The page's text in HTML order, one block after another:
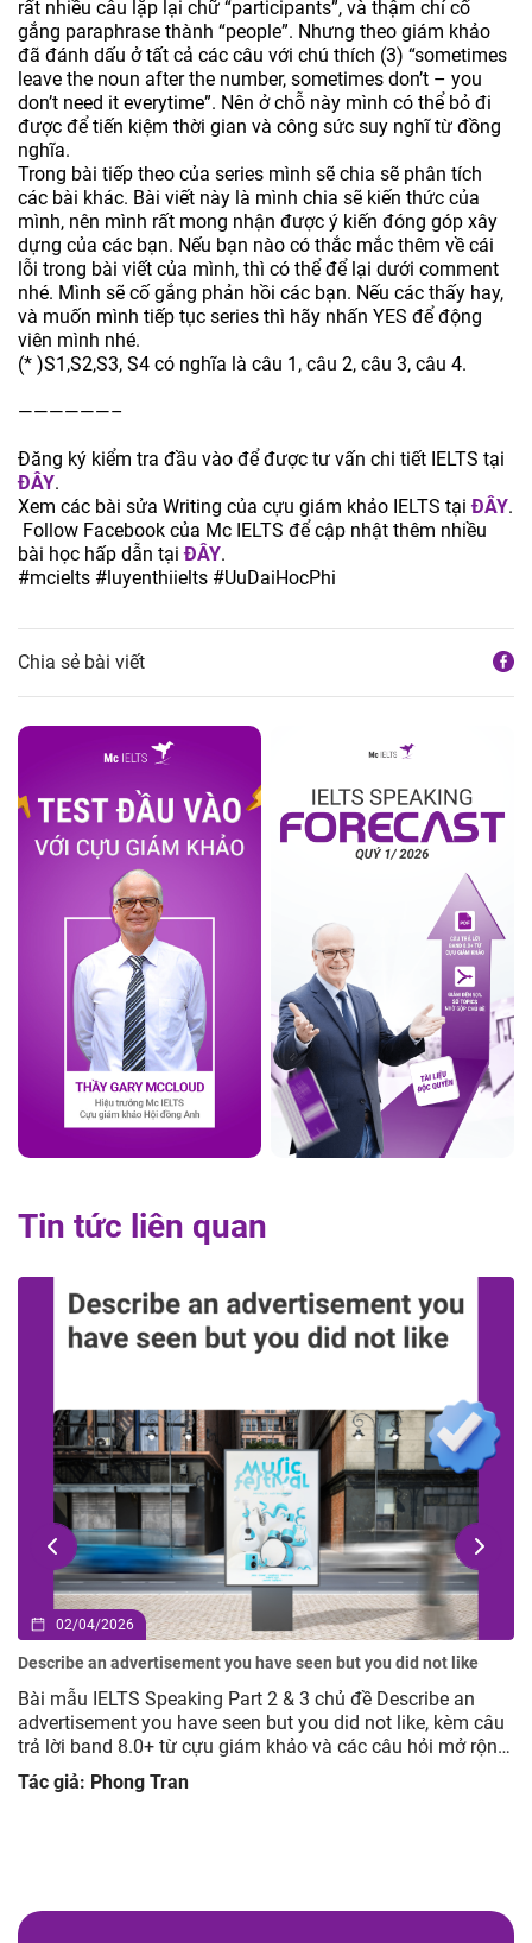
rất nhiều câu lặp lại chữ “participants”, và thậm chí cố
gắng paraphrase thành “people”. Nhưng theo giám khảo
đã đánh dấu ở tất cả các câu với chú thích (3) “sometimes
leave the noun after the number, sometimes don’t – you
don’t need it everytime”. Nên ở chỗ này mình có thể bỏ đi
được để tiến kiệm thời gian và công sức suy nghĩ từ đồng
nghĩa.
Trong bài tiếp theo của series mình sẽ chia sẽ phân tích
các bài khác. Bài viết này là mình chia sẽ kiến thức của
mình, nên mình rất mong nhận được ý kiến đóng góp xây
dựng của các bạn. Nếu bạn nào có thắc mắc thêm về cái
lỗi trong bài viết của mình, thì có thể để lại dưới comment
nhé. Mình sẽ cố gắng phản hồi các bạn. Nếu các thấy hay,
và muốn mình tiếp tục series thì hãy nhấn YES để động
viên mình nhé.
(* )S1,S2,S3, S4 có nghĩa là câu 1, câu 2, câu 3, câu 4.
——————–
Đăng ký kiểm tra đầu vào để được tư vấn chi tiết IELTS tại
ĐÂY.
Xem các bài sửa Writing của cựu giám khảo IELTS tạiĐÂY.
Follow Facebook của Mc IELTS để cập nhật thêm nhiều
bài học hấp dẫn tạiĐÂY.
#mcielts #luyenthiielts #UuDaiHocPhi
Chia sẻ bài viết
Tin tức liên quan
02/04/2026
Describe an advertisement you have seen but you did not like
Bài mẫu IELTS Speaking Part 2 & 3 chủ đề Describe an
advertisement you have seen but you did not like, kèm câu
trả lời band 8.0+ từ cựu giám khảo và các câu hỏi mở rộng
giúp luyện tập hiệu quả.
Tác giả: Phong Tran